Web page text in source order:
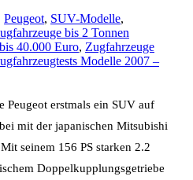
Peugeot, SUV-Modelle,
bis 2 Tonnen
40.000 Euro, Zugfahrzeuge
Modelle 2007 –
erstmals ein SUV auf
mit der japanischen Mitsubishi
seinem 156 PS starken 2.2
Doppelkupplungsgetriebe